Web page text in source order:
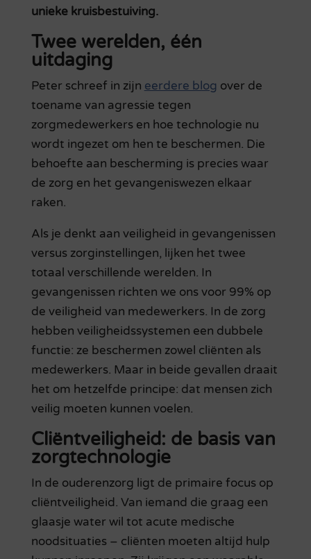
unieke kruisbestuiving.
Twee werelden, één
uitdaging
Peter schreef in zijn eerdere blog over de
toename van agressie tegen
zorgmedewerkers en hoe technologie nu
wordt ingezet om hen te beschermen. Die
behoefte aan bescherming is precies waar
de zorg en het gevangeniswezen elkaar
raken.
Als je denkt aan veiligheid in gevangenissen
versus zorginstellingen, lijken het twee
totaal verschillende werelden. In
gevangenissen richten we ons voor 99% op
de veiligheid van medewerkers. In de zorg
hebben veiligheidssystemen een dubbele
functie: ze beschermen zowel cliënten als
medewerkers. Maar in beide gevallen draait
het om hetzelfde principe: dat mensen zich
veilig moeten kunnen voelen.
Cliëntveiligheid: de basis van
zorgtechnologie
In de ouderenzorg ligt de primaire focus op
cliëntveiligheid. Van iemand die graag een
glaasje water wil tot acute medische
noodsituaties – cliënten moeten altijd hulp